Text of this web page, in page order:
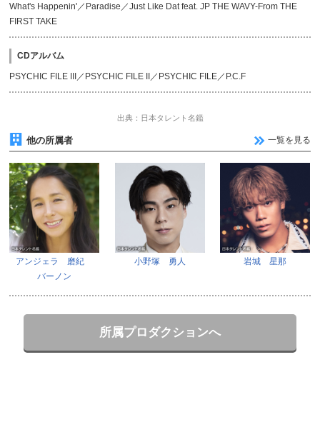
What's Happenin'／Paradise／Just Like Dat feat. JP THE WAVY-From THE
FIRST TAKE
CDアルバム
PSYCHIC FILE III／PSYCHIC FILE II／PSYCHIC FILE／P.C.F
出典：日本タレント名鑑
他の所属者 一覧を見る
アンジェラ 磨紀
バーノン
小野塚 勇人 岩城 星那
所属プロダクションへ